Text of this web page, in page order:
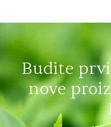
Budite prvi
nove